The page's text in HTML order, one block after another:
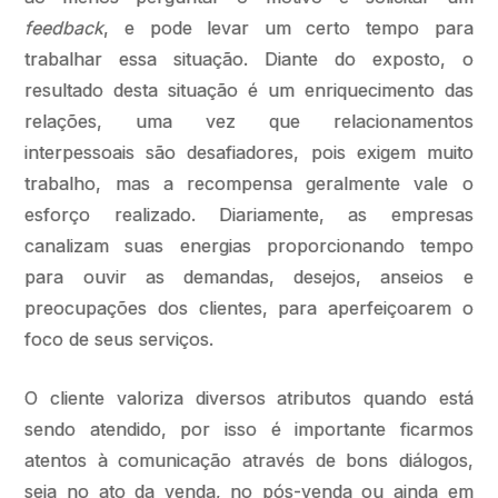
feedback, e pode levar um certo tempo para
trabalhar essa situação. Diante do exposto, o
resultado desta situação é um enriquecimento das
relações, uma vez que relacionamentos
interpessoais são desafiadores, pois exigem muito
trabalho, mas a recompensa geralmente vale o
esforço realizado. Diariamente, as empresas
canalizam suas energias proporcionando tempo
para ouvir as demandas, desejos, anseios e
preocupações dos clientes, para aperfeiçoarem o
foco de seus serviços.
O cliente valoriza diversos atributos quando está
sendo atendido, por isso é importante ficarmos
atentos à comunicação através de bons diálogos,
seja no ato da venda, no pós-venda ou ainda em